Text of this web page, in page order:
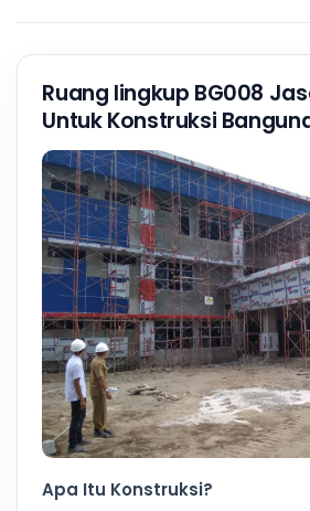
Ruang lingkup BG008
Untuk Konstruksi
Apa Itu Konstruksi?